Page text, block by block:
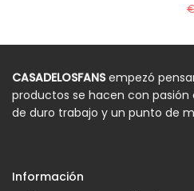
CASADELOSFANSempezó
productos se hacen con
de duro trabajo y un punto de
Información